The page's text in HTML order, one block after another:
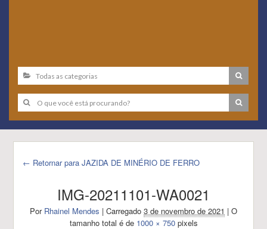
← Retornar para JAZIDA DE MINÉRIO DE FERRO
IMG-20211101-WA0021
Por Rhainel Mendes | Carregado 3 de novembro de 2021 | O
tamanho total é de 1000 × 750pixels